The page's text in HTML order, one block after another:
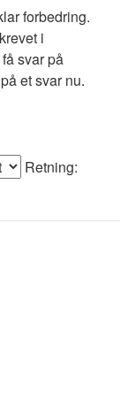
forbedring.
i
svar på
et svar nu.
Retning: